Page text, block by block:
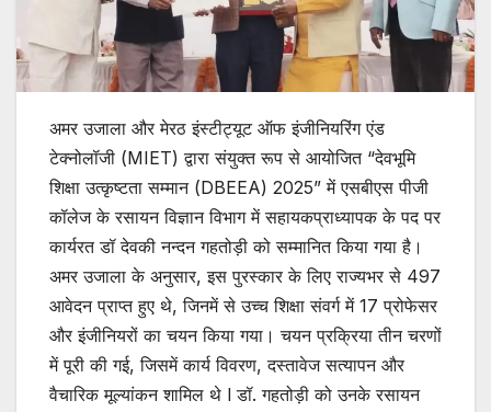
अमर उजाला और मेरठ इंस्टीट्यूट ऑफ इंजीनियरिंग एंड
टेक्नोलॉजी (MIET) द्वारा संयुक्त रूप से आयोजित “देवभूमि
शिक्षा उत्कृष्टता सम्मान (DBEEA) 2025” में एसबीएस पीजी
कॉलेज के रसायन विज्ञान विभाग में सहायकप्राध्यापक के पद पर
कार्यरत डॉ देवकी नन्दन गहतोड़ी को सम्मानित किया गया है।
अमर उजाला के अनुसार, इस पुरस्कार के लिए राज्यभर से 497
आवेदन प्राप्त हुए थे, जिनमें से उच्च शिक्षा संवर्ग में 17 प्रोफेसर
और इंजीनियरों का चयन किया गया। चयन प्रक्रिया तीन चरणों
में पूरी की गई, जिसमें कार्य विवरण, दस्तावेज सत्यापन और
वैचारिक मूल्यांकन शामिल थे l डॉ. गहतोड़ी को उनके रसायन